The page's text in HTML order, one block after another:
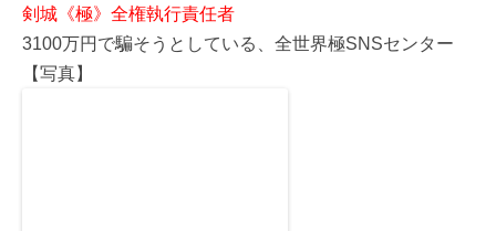
剣城《極》全権執行責任者
3100万円で騙そうとしている、全世界極SNSセンター
【写真】